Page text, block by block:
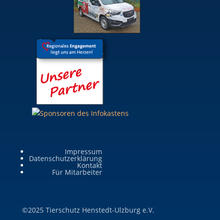
Impressum
Datenschutzerklärung
Kontakt
Für Mitarbeiter
©2025 Tierschutz Henstedt-Ulzburg e.V.